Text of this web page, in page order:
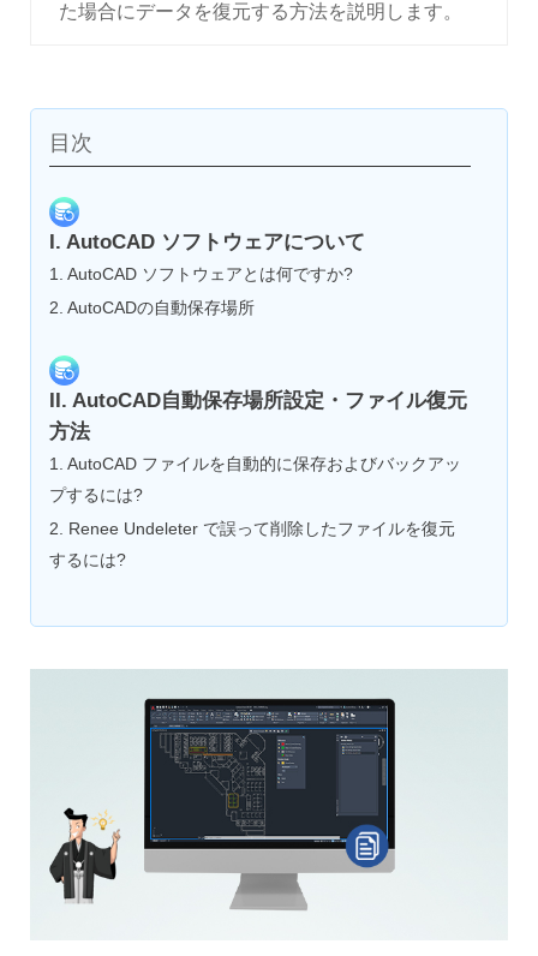
た場合にデータを復元する方法を説明します。
目次
I. AutoCAD ソフトウェアについて
1. AutoCAD ソフトウェアとは何ですか?
2. AutoCADの自動保存場所
II. AutoCAD自動保存場所設定・ファイル復元
方法
1. AutoCAD ファイルを自動的に保存およびバックアッ
プするには?
2. Renee Undeleter で誤って削除したファイルを復元
するには?